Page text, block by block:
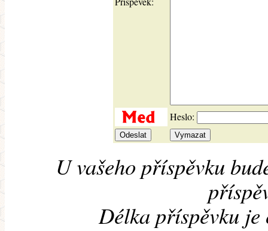
Heslo:
U vašeho příspěvku
Délka příspěvku je